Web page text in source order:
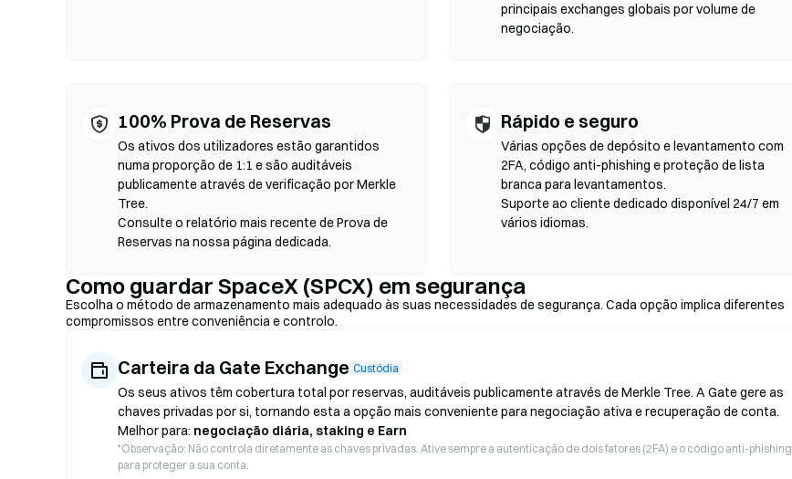
principais exchanges globais por volume de
negociação.
100% Prova de Reservas
Os ativos dos utilizadores estão garantidos
numa proporção de 1:1 e são auditáveis
publicamente através de verificação por Merkle
Tree.
Consulte o relatório mais recente de Prova de
Reservas na nossa página dedicada.
Rápido e seguro
Várias opções de depósito e levantamento com
2FA, código anti-phishing e proteção de lista
branca para levantamentos.
Suporte ao cliente dedicado disponível 24/7 em
vários idiomas.
Como guardar SpaceX (SPCX) em segurança
Escolha o método de armazenamento mais adequado às suas necessidades de segurança. Cada opção implica diferentes
compromissos entre conveniência e controlo.
Carteira da Gate Exchange Custódia
Os seus ativos têm cobertura total por reservas, auditáveis publicamente através de Merkle Tree. A Gate gere as
chaves privadas por si, tornando esta a opção mais conveniente para negociação ativa e recuperação de conta.
Melhor para: negociação diária, staking e Earn
*Observação: Não controla diretamente as chaves privadas. Ative sempre a autenticação de dois fatores (2FA) e o código anti-phishing
para proteger a sua conta.